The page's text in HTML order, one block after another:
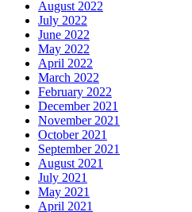
August 2022
July 2022
June 2022
May 2022
April 2022
March 2022
February 2022
December 2021
November 2021
October 2021
September 2021
August 2021
July 2021
May 2021
April 2021